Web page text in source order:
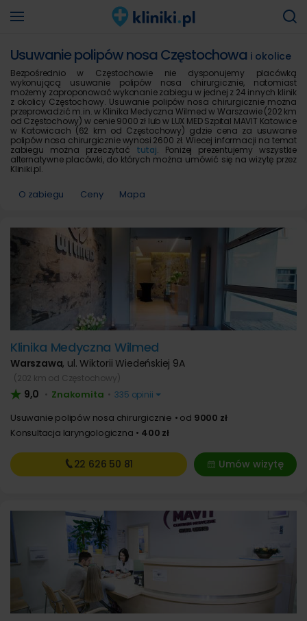
Usuwanie polipów nosa Częstochowa i okolice
Bezpośrednio w Częstochowie nie dysponujemy placówką
wykonującą usuwanie polipów nosa chirurgicznie, natomiast
możemy zaproponować wykonanie zabiegu w jednej z 24 innych klinik
z okolicy Częstochowy. Usuwanie polipów nosa chirurgicznie można
przeprowadzić m.in. w Klinika Medyczna Wilmed w Warszawie (202 km
od Częstochowy) w cenie 9000 zł lub w LUX MED Szpital MAVIT Katowice
w Katowicach (62 km od Częstochowy) gdzie cena za usuwanie
polipów nosa chirurgicznie wynosi 2600 zł. Wiecej informacji na temat
zabiegu można przeczytać tutaj. Poniżej prezentujemy wszystkie
alternatywne placówki, do których można umówić się na wizytę przez
Kliniki.pl.
O zabiegu Ceny Mapa
Klinika Medyczna Wilmed
Warszawa, ul. Wiktorii Wiedeńskiej 9A
(202 km od Częstochowy)
9,0 • Znakomita • 335 opinii
Usuwanie polipów nosa chirurgicznie od 9000 zł
Konsultacja laryngologiczna
400 zł
Umów wizytę
22 626 50 81